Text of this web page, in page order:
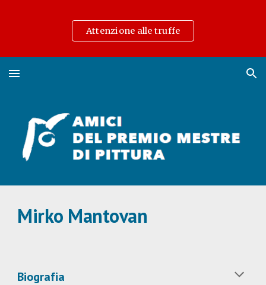
Skip to main content
Skip to navigation
Attenzione alle truffe
Mirko Mantovan
Biografia